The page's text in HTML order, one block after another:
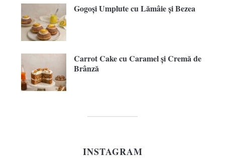
Gogoși Umplute cu Lămâie și Bezea
Carrot Cake cu Caramel și Cremă de
Brânză
INSTAGRAM